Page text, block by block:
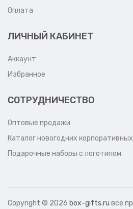
Оплата
ЛИЧНЫЙ КАБИНЕТ
Аккаунт
Избранное
СОТРУДНИЧЕСТВО
Оптовые продажи
Каталог новогодних
Подарочные наборы с логотипом
Copyright © 2026 box-gifts.ru все